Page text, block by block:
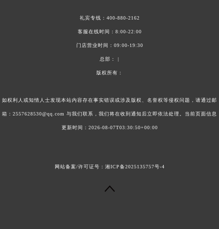
礼宾专线： 400-880-2162
客服在线时间：8:00-22:00
门店营业时间：09:00-19:30
总部： |
版权所有：
如权利人或知情人士发现本站内容存在事实错误或涉及版权、名誉权等侵权问题，请通过邮
箱：2557628530@qq.com 与我们联系，我们将在收到通知后立即依法处理。当前页面信息
更新时间：2026-08-07T03:30:50+00:00
网站备案/许可证号： 湘ICP备2025135757号-4